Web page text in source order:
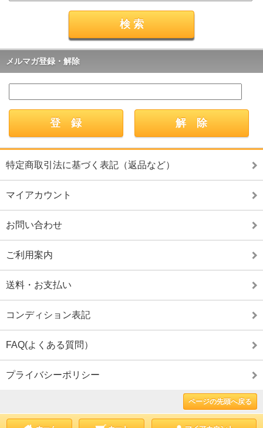
メルマガ登録・解除
特定商取引法に基づく表記（返品など）
マイアカウント
お問い合わせ
ご利用案内
送料・お支払い
コンディション表記
FAQ(よくある質問）
プライバシーポリシー
ページの先頭へ戻る